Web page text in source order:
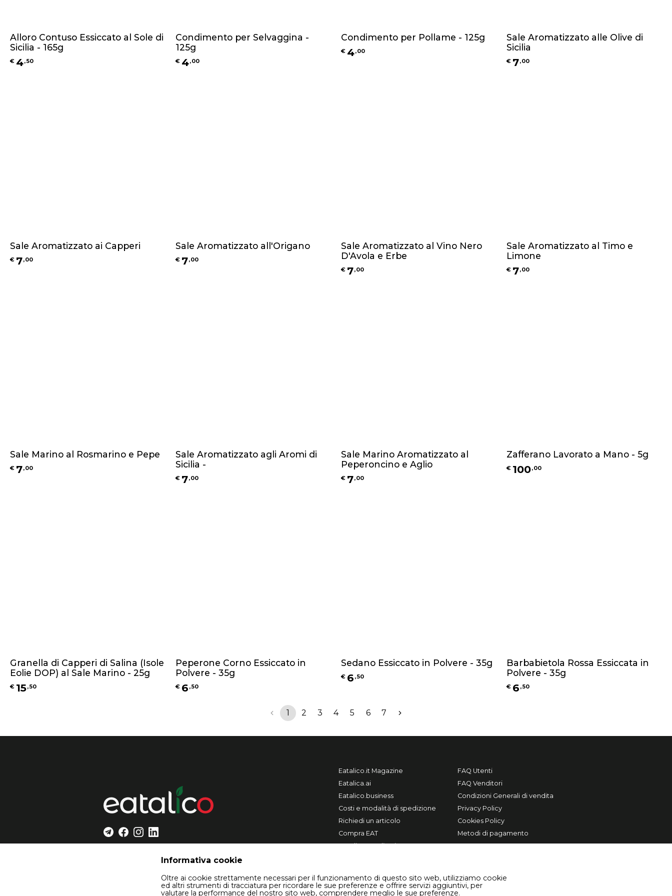
Alloro Contuso Essiccato al Sole di
Sicilia - 165g
€ 4,50
Condimento per Selvaggina -
125g
€ 4,00
Condimento per Pollame - 125g
€ 4,00
Sale Aromatizzato alle Olive di
Sicilia
€ 7,00
Sale Aromatizzato ai Capperi
€ 7,00
Sale Aromatizzato all'Origano
€ 7,00
Sale Aromatizzato al Vino Nero
D'Avola e Erbe
€ 7,00
Sale Aromatizzato al Timo e
Limone
€ 7,00
Sale Marino al Rosmarino e Pepe
€ 7,00
Sale Aromatizzato agli Aromi di
Sicilia -
€ 7,00
Sale Marino Aromatizzato al
Peperoncino e Aglio
€ 7,00
Zafferano Lavorato a Mano - 5g
€ 100,00
Granella di Capperi di Salina (Isole
Eolie DOP) al Sale Marino - 25g
€ 15,50
Peperone Corno Essiccato in
Polvere - 35g
€ 6 ,50
Sedano Essiccato in Polvere - 35g
€ 6 ,50
Barbabietola Rossa Essiccata in
Polvere - 35g
€ 6 ,50
1 2 3 4 5 6 7
Informativa cookie
Oltre ai cookie strettamente necessari per il funzionamento di questo sito web, utilizziamo cookie
ed altri strumenti di tracciatura per ricordare le sue preferenze e offrire servizi aggiuntivi, per
valutare la performance del nostro sito web, comprendere meglio le sue preferenze.
Eatalico.it Magazine
Eatalica.ai
Eatalico.business
Costi e modalità di spedizione
Richiedi un articolo
Compra EAT
Vendi su Eatalico.it
FAQ Utenti
FAQ Venditori
Condizioni Generali di vendita
Privacy Policy
Cookies Policy
Metodi di pagamento